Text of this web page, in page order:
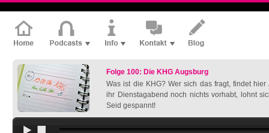
Folge 100: Die KHG Augsburg
Was ist die KHG? Wer sich das fragt, findet hier
ihr Dienstagabend noch nichts vorhabt, lohnt
Seid gespannt!